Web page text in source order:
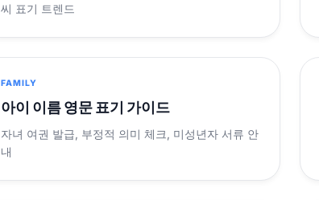
씨 표기 트렌드
FAMILY
아이 이름 영문 표기 가이드
자녀 여권 발급, 부정적 의미 체크, 미성년자 서류 안
내